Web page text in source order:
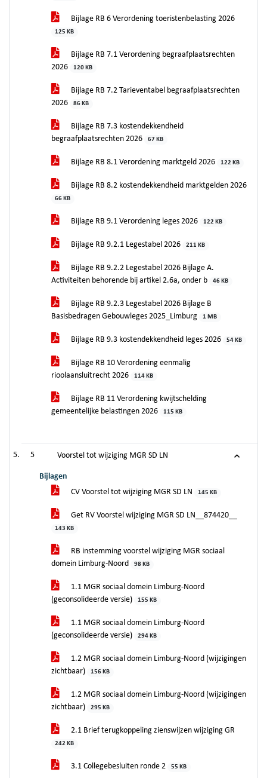
Bijlage RB 6 Verordening toeristenbelasting 2026
125 KB
Bijlage RB 7.1 Verordening begraafplaatsrechten
2026
120 KB
Bijlage RB 7.2 Tarieventabel begraafplaatsrechten
2026
86 KB
Bijlage RB 7.3 kostendekkendheid
begraafplaatsrechten 2026
67 KB
Bijlage RB 8.1 Verordening marktgeld 2026 122 KB
Bijlage RB 8.2 kostendekkendheid marktgelden 2026
66 KB
Bijlage RB 9.1 Verordening leges 2026 122 KB
Bijlage RB 9.2.1 Legestabel 2026 211 KB
Bijlage RB 9.2.2 Legestabel 2026 Bijlage A.
Activiteiten behorende bij artikel 2.6a, onder b
46 KB
Bijlage RB 9.2.3 Legestabel 2026 Bijlage B
Basisbedragen Gebouwleges 2025_Limburg
1 MB
Bijlage RB 9.3 kostendekkendheid leges 2026 54 KB
Bijlage RB 10 Verordening eenmalig
rioolaansluitrecht 2026
114 KB
Bijlage RB 11 Verordening kwijtschelding
gemeentelijke belastingen 2026
115 KB
5 Voorstel tot wijziging MGR SD LN
Bijlagen
CV Voorstel tot wijziging MGR SD LN
145 KB
Get RV Voorstel wijziging MGR SD LN__874420__
143 KB
RB instemming voorstel wijziging MGR sociaal
domein Limburg-Noord
98 KB
1.1 MGR sociaal domein Limburg-Noord
(geconsolideerde versie)
155 KB
1.1 MGR sociaal domein Limburg-Noord
(geconsolideerde versie)
294 KB
1.2 MGR sociaal domein Limburg-Noord (wijzigingen
zichtbaar)
156 KB
1.2 MGR sociaal domein Limburg-Noord (wijzigingen
zichtbaar)
295 KB
2.1 Brief terugkoppeling zienswijzen wijziging GR
242 KB
3.1 Collegebesluiten ronde 2 55 KB